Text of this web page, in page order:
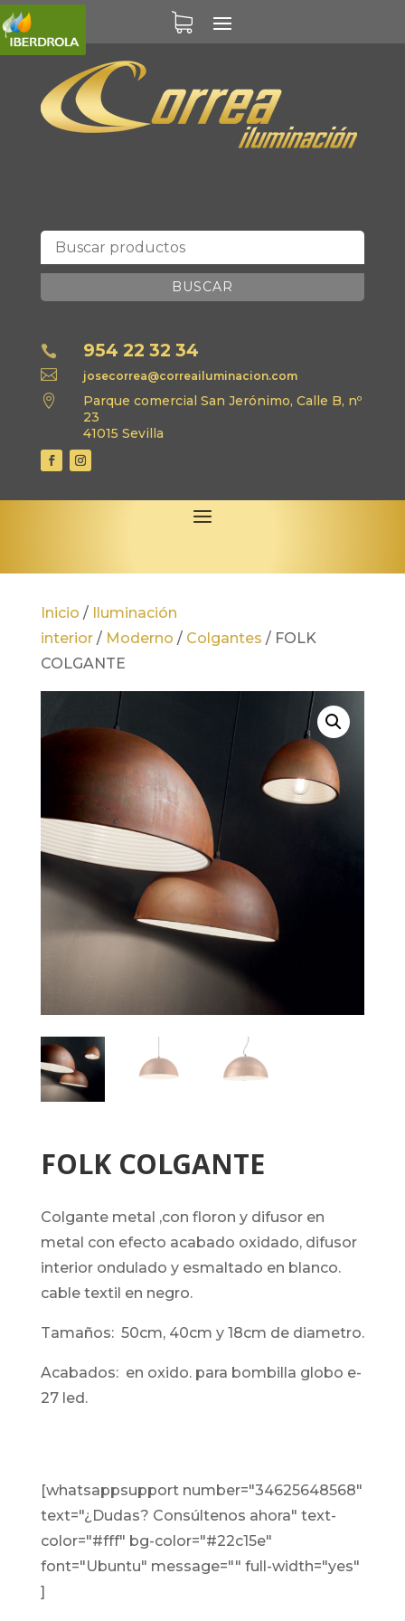
BUSCAR
 954 22 32 34
 josecorrea@correailuminacion.com

Parque comercial San Jerónimo, Calle B, nº
23
41015 Sevilla
Inicio / Iluminación
interior/ Moderno / Colgantes / FOLK
COLGANTE
FOLK COLGANTE
colgante metal ,con floron y difusor en
metal con efecto acabado oxidado, difusor
interior ondulado y esmaltado en blanco.
cable textil en negro.
tamaños: 50cm, 40cm y 18cm de diametro.
acabados: en oxido. para bombilla globo e-
27 led.
[whatsappsupport number="34625648568"
text="¿Dudas? Consúltenos ahora" text-
color="#fff" bg-color="#22c15e"
font="Ubuntu" message="" full-width="yes"
]